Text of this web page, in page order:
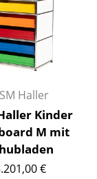
Haller
Kinder
M mit
€